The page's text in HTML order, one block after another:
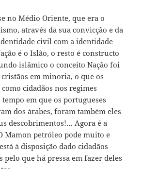
no Médio Oriente, que era o
através da sua convicção e da
civil com a identidade
é o Islão, o resto é constructo
islâmico o conceito Nação foi
em minoria, o que os
cidadãos nos regimes
em que os portugueses
dos árabes, foram também eles
descobrimentos!… Agora é a
Mamon petróleo pode muito e
à disposição dado cidadãos
pelo que há pressa em fazer deles